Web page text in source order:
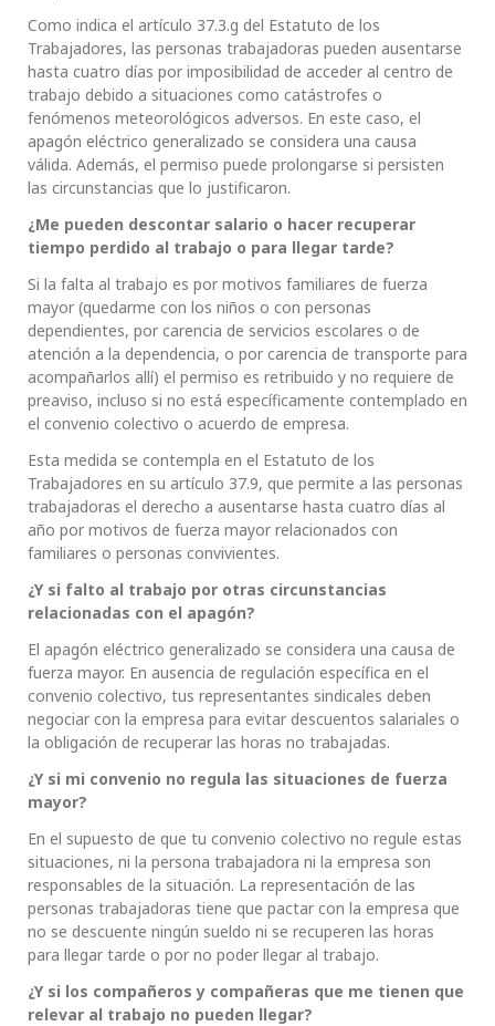
Como indica el artículo 37.3.g del Estatuto de los
Trabajadores, las personas trabajadoras pueden ausentarse
hasta cuatro días por imposibilidad de acceder al centro de
trabajo debido a situaciones como catástrofes o
fenómenos meteorológicos adversos. En este caso, el
apagón eléctrico generalizado se considera una causa
válida. Además, el permiso puede prolongarse si persisten
las circunstancias que lo justificaron.
¿Me pueden descontar salario o hacer recuperar
tiempo perdido al trabajo o para llegar tarde?
Si la falta al trabajo es por motivos familiares de fuerza
mayor (quedarme con los niños o con personas
dependientes, por carencia de servicios escolares o de
atención a la dependencia, o por carencia de transporte para
acompañarlos allí) el permiso es retribuido y no requiere de
preaviso, incluso si no está específicamente contemplado en
el convenio colectivo o acuerdo de empresa.
Esta medida se contempla en el Estatuto de los
Trabajadores en su artículo 37.9, que permite a las personas
trabajadoras el derecho a ausentarse hasta cuatro días al
año por motivos de fuerza mayor relacionados con
familiares o personas convivientes.
¿Y si falto al trabajo por otras circunstancias
relacionadas con el apagón?
El apagón eléctrico generalizado se considera una causa de
fuerza mayor. En ausencia de regulación específica en el
convenio colectivo, tus representantes sindicales deben
negociar con la empresa para evitar descuentos salariales o
la obligación de recuperar las horas no trabajadas.
¿Y si mi convenio no regula las situaciones de fuerza
mayor?
En el supuesto de que tu convenio colectivo no regule estas
situaciones, ni la persona trabajadora ni la empresa son
responsables de la situación. La representación de las
personas trabajadoras tiene que pactar con la empresa que
no se descuente ningún sueldo ni se recuperen las horas
para llegar tarde o por no poder llegar al trabajo.
¿Y si los compañeros y compañeras que me tienen que
relevar al trabajo no pueden llegar?